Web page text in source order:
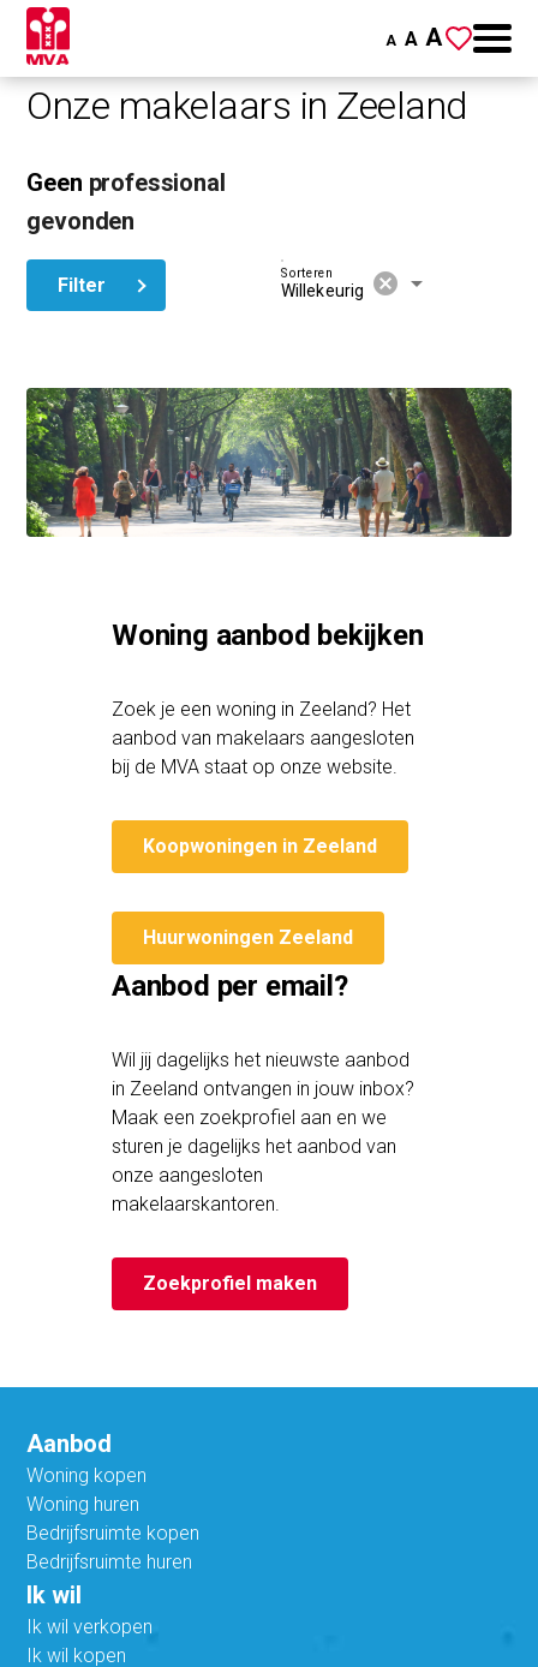
A A A
Onze makelaars in Zeeland
Filter
Geen professional
gevonden
Willekeurig
Sorteren cancel arrow_drop_down
Woning aanbod bekijken
Zoek je een woning in Zeeland? Het
aanbod van makelaars aangesloten
bij de MVA staat op onze website.
Koopwoningen in Zeeland
Huurwoningen Zeeland
Aanbod per email?
Wil jij dagelijks het nieuwste aanbod
in Zeeland ontvangen in jouw inbox?
Maak een zoekprofiel aan en we
sturen je dagelijks het aanbod van
onze aangesloten
makelaarskantoren.
Zoekprofiel maken
Aanbod
Woning kopen
Woning huren
Bedrijfsruimte kopen
Bedrijfsruimte huren
Ik wil
Ik wil verkopen
Ik wil kopen